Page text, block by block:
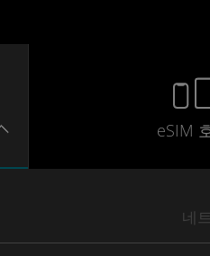
eSIM
네